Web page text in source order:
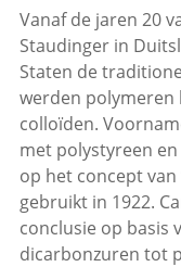
Vanaf de jaren 20
Staudinger in
Staten de
werden polymeren
colloïden.
met polystyreen
op het concept
gebruikt in 1922.
conclusie op basis
dicarbonzuren tot